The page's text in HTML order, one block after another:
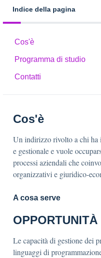
Indice della pagina
Cos'è
Programma di studio
Contatti
Cos'è
Un indirizzo rivolto a chi ha
e gestionale e vuole
processi aziendali che
organizzativi e giuridico-
A cosa serve
Le capacità di gestione dei
linguaggi di